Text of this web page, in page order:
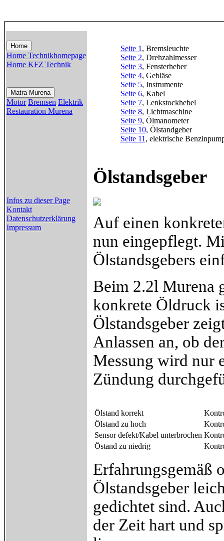
Home
Home Technikhomepage
Home KFZ Technik
Matra Murena
Motor Bremsen Elektrik
Restauration Murena
Infos zu dieser Page
Kontakt
Datenschutzerklärung
Impressum
Seite 1 , Bremsleuchte
Seite 2, Drehzahlmesser
Seite 3, Fensterheber
Seite 4, Gebläse
Seite 5, Instrumente
Seite 6, Kabel
Seite 7, Lenkstockhebel
Seite 8, Lichtmaschine
Seite 9, Ölmanometer
Seite 10, Ölstandgeber
Seite 11 , elektrische
Ölstandsgeber
Auf einen
nun eingepflegt.
Ölstandsgebers
Beim 2.2l Murena
konkrete Öldruck
Ölstandsgeber
Anlassen an, ob
Messung wird nur
Zündung
Ölstand korrekt
Ölstand zu hoch
Sensor defekt/Kabel unterbrochen
Östand zu niedrig
Erfahrungsgemäß
Ölstandsgeber
gedichtet sind.
der Zeit hart und